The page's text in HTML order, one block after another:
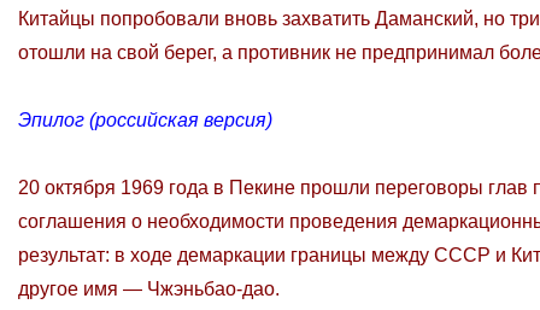
Китайцы попробовали вновь захватить Даманский, но
отошли на свой берег, а противник не предпринимал
Эпилог (российская версия)
20 октября 1969 года в Пекине прошли переговоры
соглашения о необходимости проведения
результат: в ходе демаркации границы между СССР и
другое имя — Чжэньбао-дао.